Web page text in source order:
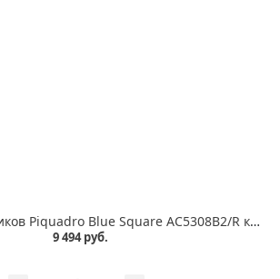
Чехол для наушников Piquadro Blue Square AC5308B2/R красный натур.кожа
9 494 руб.